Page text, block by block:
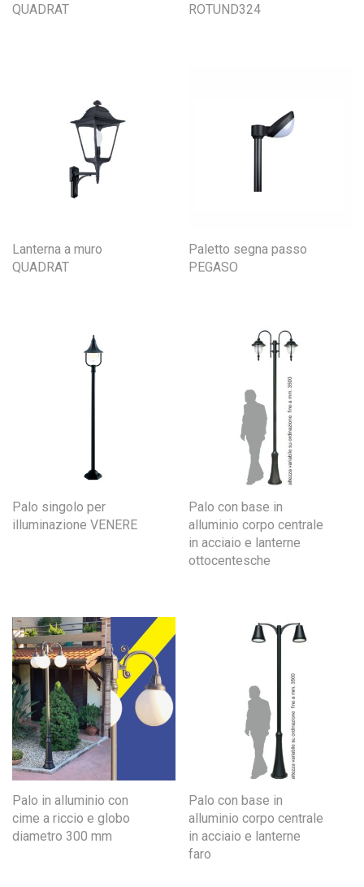
QUADRAT
ROTUND324
Lanterna a muro
QUADRAT
Paletto segna passo
PEGASO
Palo singolo per
illuminazione VENERE
Palo con base in
alluminio corpo centrale
in acciaio e lanterne
ottocentesche
Palo in alluminio con
cime a riccio e globo
diametro 300 mm
Palo con base in
alluminio corpo centrale
in acciaio e lanterne
faro